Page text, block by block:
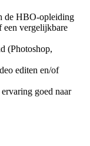
de HBO-opleiding
vergelijkbare
(Photoshop,
editen en/of
goed naar